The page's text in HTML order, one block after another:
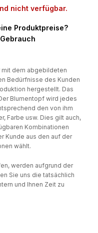
nicht verfügbar.
Produktpreise?
mit dem abgebildeten
Bedürfnisse des Kunden
hergestellt. Das
Blumentopf wird jedes
den von ihm
Farbe usw. Dies gilt auch,
Kombinationen
Kunde aus den auf der
wählt.
werden aufgrund der
Sie uns die tatsächlich
und Ihnen Zeit zu